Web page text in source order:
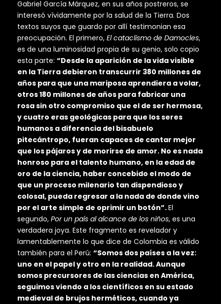
Gabriel García Márquez, en sus años postreros, se
interesó vívidamente por la salud de la Tierra. Dos
textos suyos que guardo por allí testimonian esa
preocupación. El primero, El cataclismo de Damocles,
es de una luminosidad propia de su genio, solo copio
esta parte: “Desde la aparición de la vida visible
en la Tierra debieron transcurrir 380 millones de
años para que una mariposa aprendiera a volar,
otros 180 millones de años para fabricar una
rosa sin otro compromiso que el de ser hermosa,
y cuatro eras geológicas para que los seres
humanos a diferencia del bisabuelo
pitecántropo, fueran capaces de cantar mejor
que los pájaros y de morirse de amor. No es nada
honroso para el talento humano, en la edad de
oro de la ciencia, haber concebido el modo de
que un proceso milenario tan dispendioso y
colosal, pueda regresar a la nada de donde vino
por el arte simple de oprimir un botón”.El
segundo, Por un país al alcance de los niños, es una
verdadera joya. Este fragmento es revelador y
lamentablemente lo que dice de Colombia es válido
también para el Perú: “Somos dos países a la vez:
uno en el papel y otro en la realidad. Aunque
somos precursores de las ciencias en América,
seguimos viendo a los científicos en su estado
medieval de brujos herméticos, cuando ya